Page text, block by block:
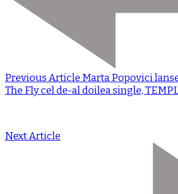
Previous Article Marta Popovici
The Fly cel de-al doilea single,
Next Article